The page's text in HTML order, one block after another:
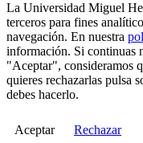
La Universidad Miguel
terceros para fines
navegación. En nuestra
información. Si continuas
"Aceptar", consideramos
quieres rechazarlas pulsa
debes hacerlo.
Aceptar Rechazar